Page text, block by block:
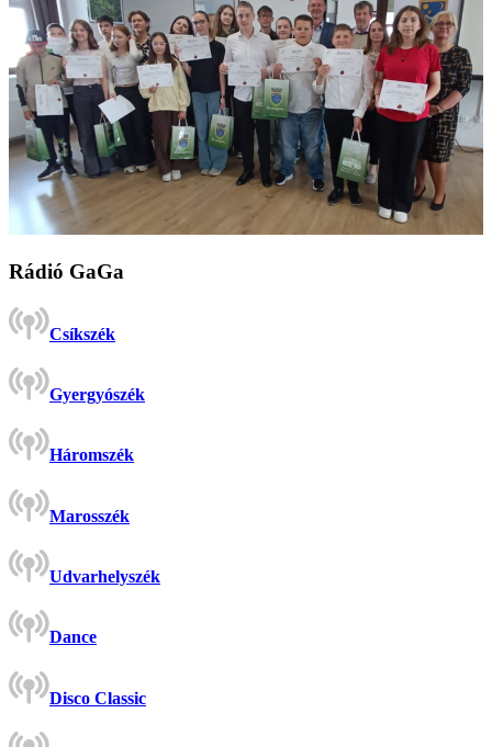
Rádió GaGa
Csíkszék
Gyergyószék
Háromszék
Marosszék
Udvarhelyszék
Dance
Disco Classic